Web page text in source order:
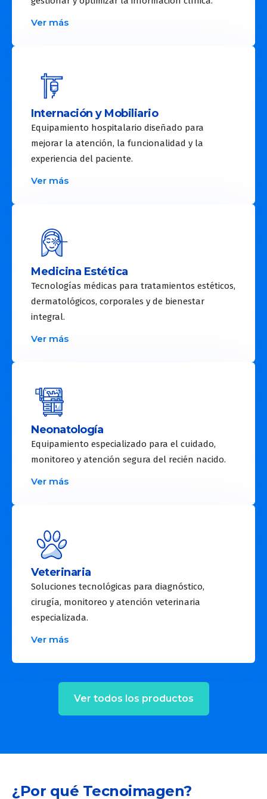
Ver más
Internación y Mobiliario
Equipamiento hospitalario diseñado para
mejorar la atención, la funcionalidad y la
experiencia del paciente.
Ver más
Medicina Estética
Tecnologías médicas para tratamientos estéticos,
dermatológicos, corporales y de bienestar
integral.
Ver más
Neonatología
Equipamiento especializado para el cuidado,
monitoreo y atención segura del recién nacido.
Ver más
Veterinaria
Soluciones tecnológicas para diagnóstico,
cirugía, monitoreo y atención veterinaria
especializada.
Ver más
Ver todos los productos
¿Por qué Tecnoimagen?